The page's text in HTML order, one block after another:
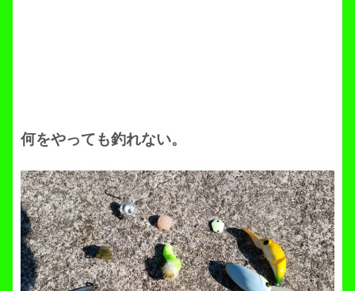
何をやっても釣れない。